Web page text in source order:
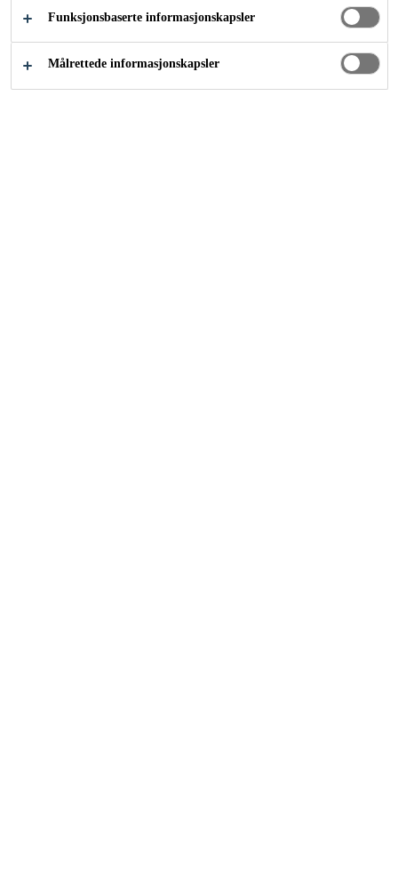
Her finner du produkter tilpasset både
ferdigbetong- og elementindustri.
Funksjonsbaserte informasjonskapsler
Målrettede informasjonskapsler